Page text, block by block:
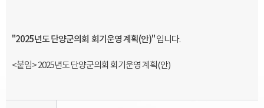
"2025년도 단양군의회 회기운영 계획(안)"입니다.
<붙임> 2025년도 단양군의회 회기운영 계획(안)